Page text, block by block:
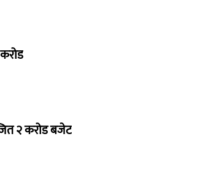
२ करोड बजेट